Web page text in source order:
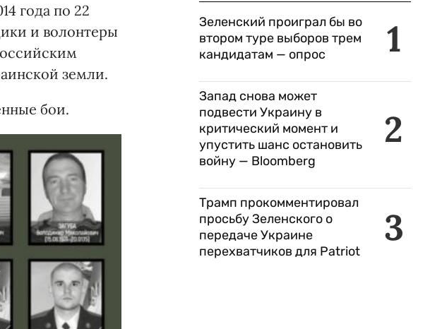
года по 22
и волонтеры
земли.
бои.
1
Зеленский проиграл бы во
втором туре выборов трем
кандидатам — опрос
2
Запад снова может
подвести Украину в
критический момент и
упустить шанс остановить
войну — Bloomberg
3
Трамп прокомментировал
просьбу Зеленского о
передаче Украине
перехватчиков для Patriot